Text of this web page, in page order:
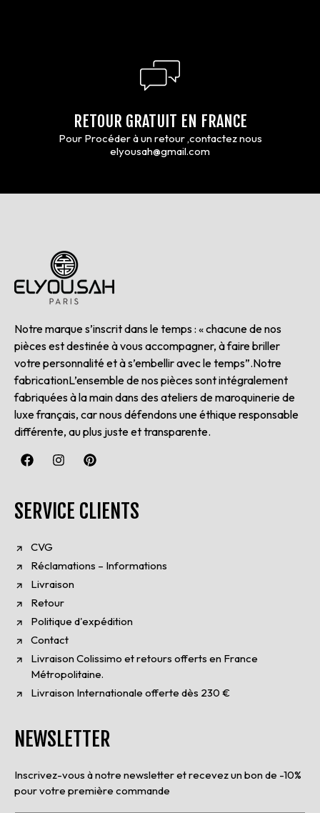
RETOUR GRATUIT EN FRANCE
Pour Procéder à un retour ,contactez nous
elyousah@gmail.com
Notre marque s’inscrit dans le temps : « chacune de nos
pièces est destinée à vous accompagner, à faire briller
votre personnalité et à s’embellir avec le temps”.Notre
fabricationL’ensemble de nos pièces sont intégralement
fabriquées à la main dans des ateliers de maroquinerie de
luxe français, car nous défendons une éthique responsable
différente, au plus juste et transparente.
SERVICE CLIENTS
CVG
Réclamations – Informations
Livraison
Retour
Politique d'expédition
Contact
Livraison Colissimo et retours offerts en France
Métropolitaine.
Livraison Internationale offerte dès 230 €
NEWSLETTER
Inscrivez-vous à notre newsletter et recevez un bon de -10%
pour votre première commande